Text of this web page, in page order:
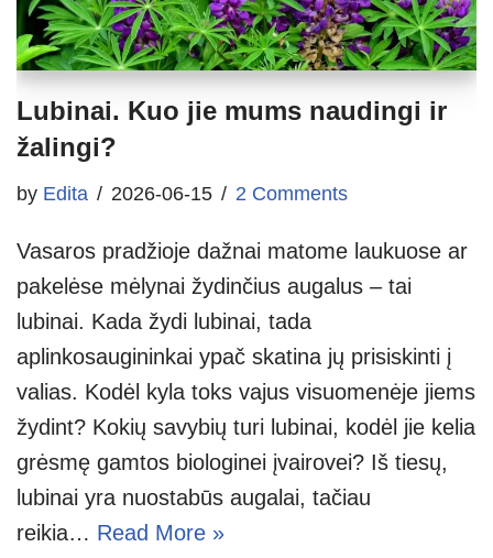
Lubinai. Kuo jie mums naudingi ir
žalingi?
by Edita 2026-06-15 2 Comments
Vasaros pradžioje dažnai matome laukuose ar
pakelėse mėlynai žydinčius augalus – tai
lubinai. Kada žydi lubinai, tada
aplinkosaugininkai ypač skatina jų prisiskinti į
valias. Kodėl kyla toks vajus visuomenėje jiems
žydint? Kokių savybių turi lubinai, kodėl jie kelia
grėsmę gamtos biologinei įvairovei? Iš tiesų,
lubinai yra nuostabūs augalai, tačiau
reikia… Read More »